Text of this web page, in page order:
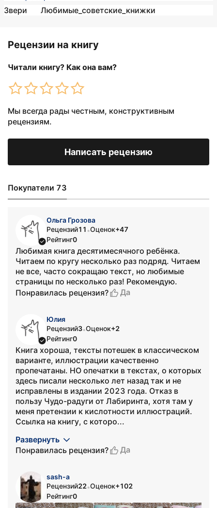
Звери Любимые_советские_книжки
Рецензии на книгу
Читали книгу? Как она вам?
Мы всегда рады честным, конструктивным
рецензиям.
Написать рецензию
Покупатели 73
Ольга Грозова
Рецензий11 •Оценок+47
Рейтинг0
Любимая книга десятимесячного ребёнка.
Читаем по кругу несколько раз подряд. Читаем
не все, часто сокращаю текст, но любимые
страницы по несколько раз! Рекомендую.
Понравилась рецензия?
Да
Юлия
Рецензий3•Оценок+2
Рейтинг0
Книга хороша, тексты потешек в классическом
варианте, иллюстрации качественно
пропечатаны. НО опечатки в текстах, о которых
здесь писали несколько лет назад так и не
исправлены в издании 2023 года. Отказ в
пользу Чудо-радуги от Лабиринта, хотя там у
меня претензии к кислотности иллюстраций.
Ссылка на книгу, с которо...
Развернуть
Понравилась рецензия?
Да
sash-a
Рецензий22•Оценок+102
Рейтинг0